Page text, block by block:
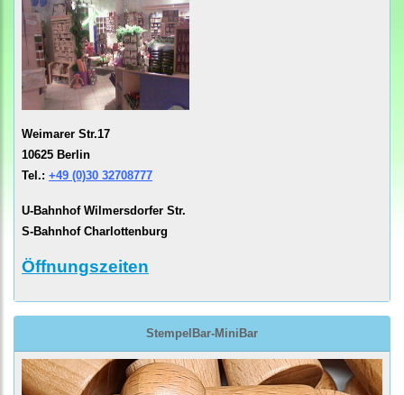
Weimarer Str.17
10625 Berlin
Tel.: +49 (0)30 32708777
U-Bahnhof Wilmersdorfer Str.
S-Bahnhof Charlottenburg
Öffnungszeiten
StempelBar-MiniBar